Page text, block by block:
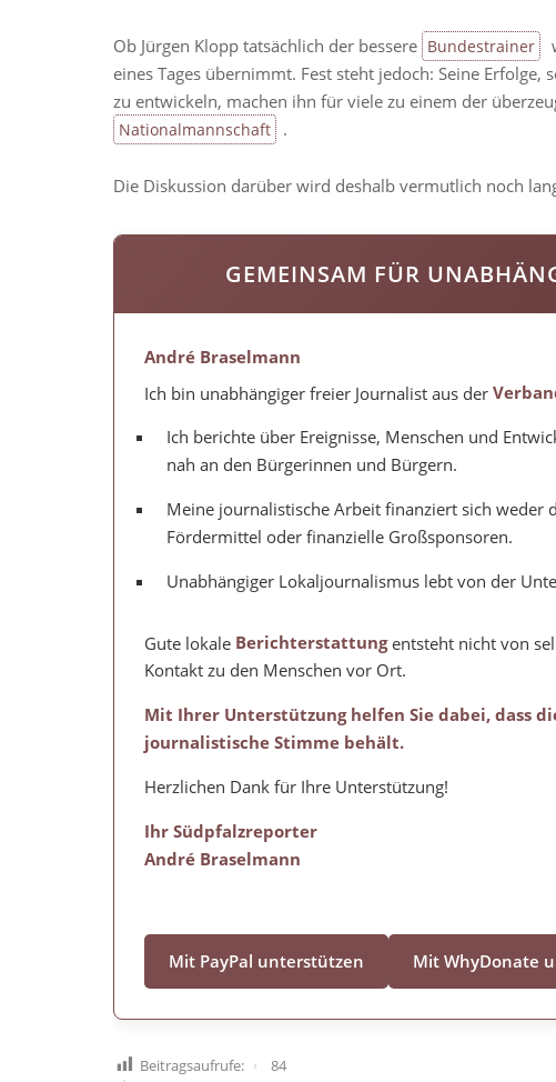
Ob Jürgen Klopp tatsächlich der bessere Bundestrainer
eines Tages übernimmt. Fest steht jedoch: Seine Erfolge,
zu entwickeln, machen ihn für viele zu einem der
Nationalmannschaft .
Die Diskussion darüber wird deshalb vermutlich noch
GEMEINSAM FÜR
André Braselmann
Ich bin unabhängiger freier Journalist aus der
Ich berichte über Ereignisse, Menschen und
nah an den Bürgerinnen und Bürgern.
Meine journalistische Arbeit finanziert sich weder
Fördermittel oder finanzielle Großsponsoren.
Unabhängiger Lokaljournalismus lebt von der
Gute lokale Berichterstattungentsteht nicht von
Kontakt zu den Menschen vor Ort.
Mit Ihrer Unterstützung helfen Sie dabei, dass
journalistische Stimme behält.
Herzlichen Dank für Ihre Unterstützung!
Ihr Südpfalzreporter
André Braselmann
Mit PayPal unterstützen Mit WhyDonate
Beitragsaufrufe: 84